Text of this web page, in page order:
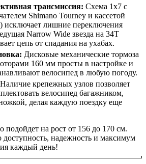
трансмиссия: Схема 1х7 с
Shimano Tourney и кассетой
исключает лишние переключения
Narrow Wide звезда на 34T
цепь от спадания на ухабах.
Дисковые механические тормоза
160 мм просты в настройке и
велосипед в любую погоду.
Наличие крепежных узлов позволяет
велосипед багажником,
делая каждую поездку еще
подойдет на рост от 156 до 170 см.
доступность, надежность и максимум
каждый день!